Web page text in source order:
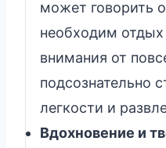
может говорить
необходим
внимания от
подсознательно
легкости и
Вдохновение и